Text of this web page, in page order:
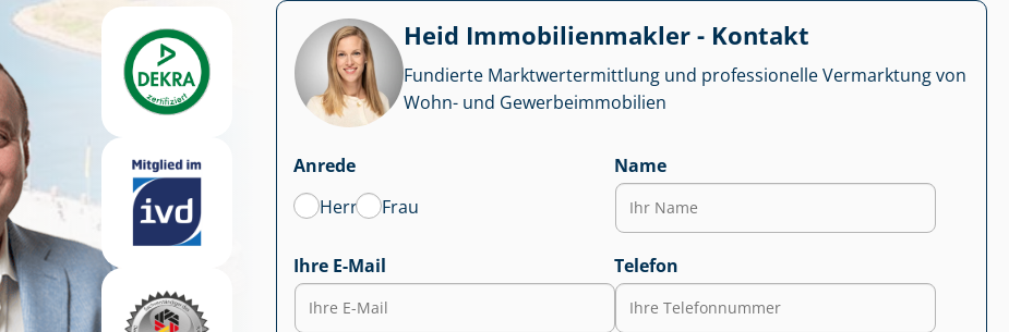
Heid Im­mo­bi­li­en­mak­ler - Kontakt
Fundierte Markt­wert­ermitt­lung und professionelle Vermarktung von
Wohn- und Ge­wer­be­im­mo­bi­li­en
Anrede
Herr
Frau
Name
Ihre E-Mail Telefon